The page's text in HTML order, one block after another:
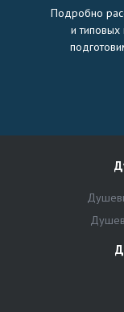
Подробно
и типовых